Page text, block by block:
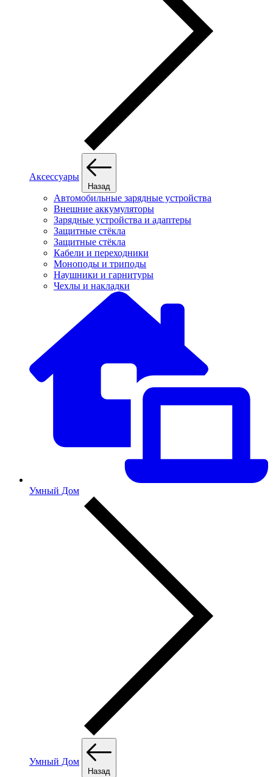
Аксессуары
Назад
Автомобильные зарядные устройства
Внешние аккумуляторы
Зарядные устройства и адаптеры
Защитные стёкла
Защитные стёкла
Кабели и переходники
Моноподы и триподы
Наушники и гарнитуры
Чехлы и накладки
Умный Дом
Умный Дом
Назад